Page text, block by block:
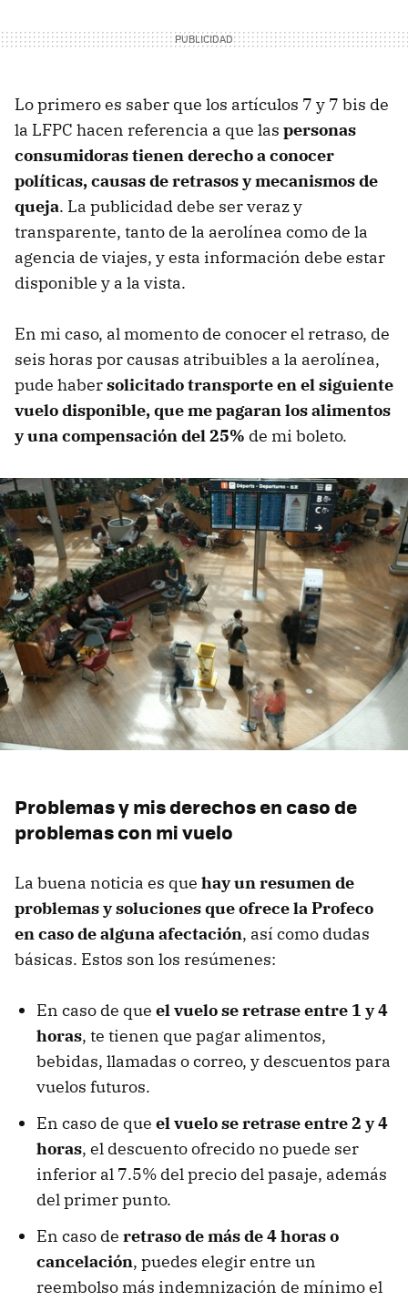
Lo primero es saber que los artículos 7 y 7 bis de
la LFPC hacen referencia a que las personas
consumidoras tienen derecho a conocer
políticas, causas de retrasos y mecanismos de
queja. La publicidad debe ser veraz y
transparente, tanto de la aerolínea como de la
agencia de viajes, y esta información debe estar
disponible y a la vista.
En mi caso, al momento de conocer el retraso, de
seis horas por causas atribuibles a la aerolínea,
pude habersolicitado transporte en el siguiente
vuelo disponible, que me pagaran los alimentos
y una compensación del 25% de mi boleto.
Problemas y mis derechos en caso de
problemas con mi vuelo
La buena noticia es que hay un resumen de
problemas y soluciones que ofrece la Profeco
en caso de alguna afectación, así como dudas
básicas. Estos son los resúmenes:
En caso de que el vuelo se retrase entre 1 y 4
horas, te tienen que pagar alimentos,
bebidas, llamadas o correo, y descuentos para
vuelos futuros.
En caso de que el vuelo se retrase entre 2 y 4
horas, el descuento ofrecido no puede ser
inferior al 7.5% del precio del pasaje, además
del primer punto.
En caso de retraso de más de 4 horas o
cancelación, puedes elegir entre un
reembolso más indemnización de mínimo el